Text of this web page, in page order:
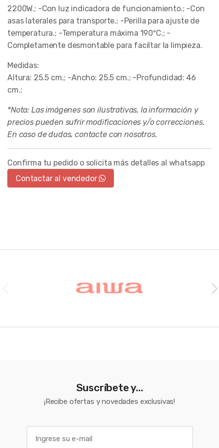
2200W.; -Con luz indicadora de funcionamiento.; -Con
asas laterales para transporte.; -Perilla para ajuste de
temperatura.; -Temperatura máxima 190ºC.; -
Completamente desmontable para faciltar la limpieza.
Medidas:
Altura: 25.5 cm.; -Ancho: 25.5 cm.; -Profundidad: 46
cm.;
*Nota: Las imágenes son ilustrativas, la información y
precios pueden sufrir modificaciones y/o correcciones.
En caso de dudas, contacte con nosotros.
Confirma tu pedido o solicita más detalles al whatsapp
Contactar al vendedor
Suscríbete y...
¡Recibe ofertas y novedades exclusivas!